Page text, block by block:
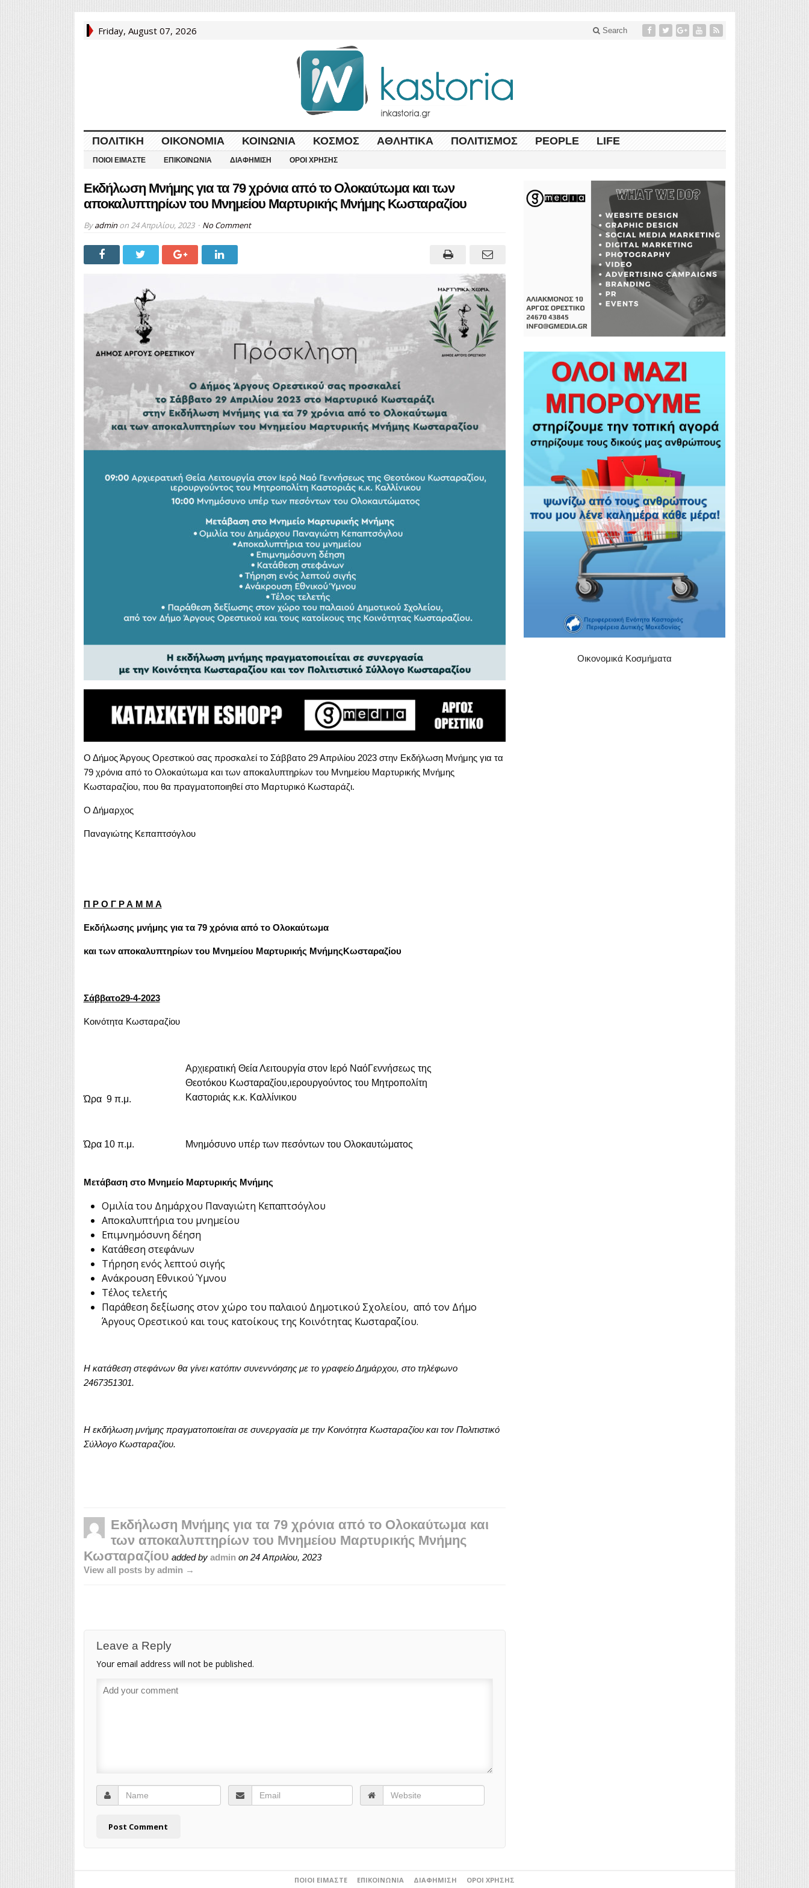
Friday, August 07, 2026 Search
ΠΟΛΙΤΙΚΉ ΟΙΚΟΝΟΜΊΑ ΚΟΙΝΩΝΊΑ ΚΌΣΜΟΣ ΑΘΛΗΤΙΚΆ ΠΟΛΙΤΙΣΜΌΣ PEOPLE LIFE
ΠΟΙΟΙ ΕΊΜΑΣΤΕ ΕΠΙΚΟΙΝΩΝΊΑ ΔΙΑΦΉΜΙΣΗ ΌΡΟΙ ΧΡΉΣΗΣ
Εκδήλωση Μνήμης για τα 79 χρόνια από το Ολοκαύτωμα και των
αποκαλυπτηρίων του Μνημείου Μαρτυρικής Μνήμης Κωσταραζίου
Byadminon 24 Απριλίου, 2023 No Comment
Ο Δήμος Άργους Ορεστικού σας προσκαλεί το Σάββατο 29 Απριλίου 2023 στην Εκδήλωση Μνήμης για τα
79 χρόνια από το Ολοκαύτωμα και των αποκαλυπτηρίων του Μνημείου Μαρτυρικής Μνήμης
Κωσταραζίου, που θα πραγματοποιηθεί στο Μαρτυρικό Κωσταράζι.
Ο Δήμαρχος
Παναγιώτης Κεπαπτσόγλου
Π Ρ Ο Γ Ρ Α Μ Μ Α
Εκδήλωσης μνήμης για τα 79 χρόνια από το Ολοκαύτωμα
και των αποκαλυπτηρίων του Μνημείου Μαρτυρικής ΜνήμηςΚωσταραζίου
Σάββατο29-4-2023
Κοινότητα Κωσταραζίου
Ώρα 9 π.μ.
Αρχιερατική Θεία Λειτουργία στον Ιερό ΝαόΓεννήσεως της
Θεοτόκου Κωσταραζίου,ιερουργούντος του Μητροπολίτη
Καστοριάς κ.κ. Καλλίνικου
Ώρα 10 π.μ. Μνημόσυνο υπέρ των πεσόντων του Ολοκαυτώματος
Μετάβαση στο Μνημείο Μαρτυρικής Μνήμης
Ομιλία του Δημάρχου Παναγιώτη Κεπαπτσόγλου
Αποκαλυπτήρια του μνημείου
Επιμνημόσυνη δέηση
Κατάθεση στεφάνων
Τήρηση ενός λεπτού σιγής
Ανάκρουση Εθνικού Ύμνου
Τέλος τελετής
Παράθεση δεξίωσης στον χώρο του παλαιού Δημοτικού Σχολείου, από τον Δήμο
Άργους Ορεστικού και τους κατοίκους της Κοινότητας Κωσταραζίου.
Η κατάθεση στεφάνων θα γίνει κατόπιν συνεννόησης με το γραφείο Δημάρχου, στο τηλέφωνο
2467351301.
Η εκδήλωση μνήμης πραγματοποιείται σε συνεργασία με την Κοινότητα Κωσταραζίου και τον Πολιτιστικό
Σύλλογο Κωσταραζίου.
Εκδήλωση Μνήμης για τα 79 χρόνια από το Ολοκαύτωμα και
των αποκαλυπτηρίων του Μνημείου Μαρτυρικής Μνήμης
Κωσταραζίου added by adminon 24 Απριλίου, 2023
View all posts by admin →
Leave a Reply
Your email address will not be published.
Οικονομικά Κοσμήματα
ΠΟΙΟΙ ΕΊΜΑΣΤΕ ΕΠΙΚΟΙΝΩΝΊΑ ΔΙΑΦΉΜΙΣΗ ΌΡΟΙ ΧΡΉΣΗΣ